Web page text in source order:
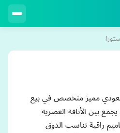
سعودي مميز متخصص في بيع
يجمع بين الأناقة العصرية
راقية تناسب الذوق